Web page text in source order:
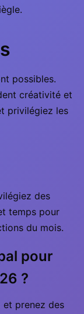
possibles.
créativité et
privilégiez les
des
temps pour
du mois.
pour
?
prenez des